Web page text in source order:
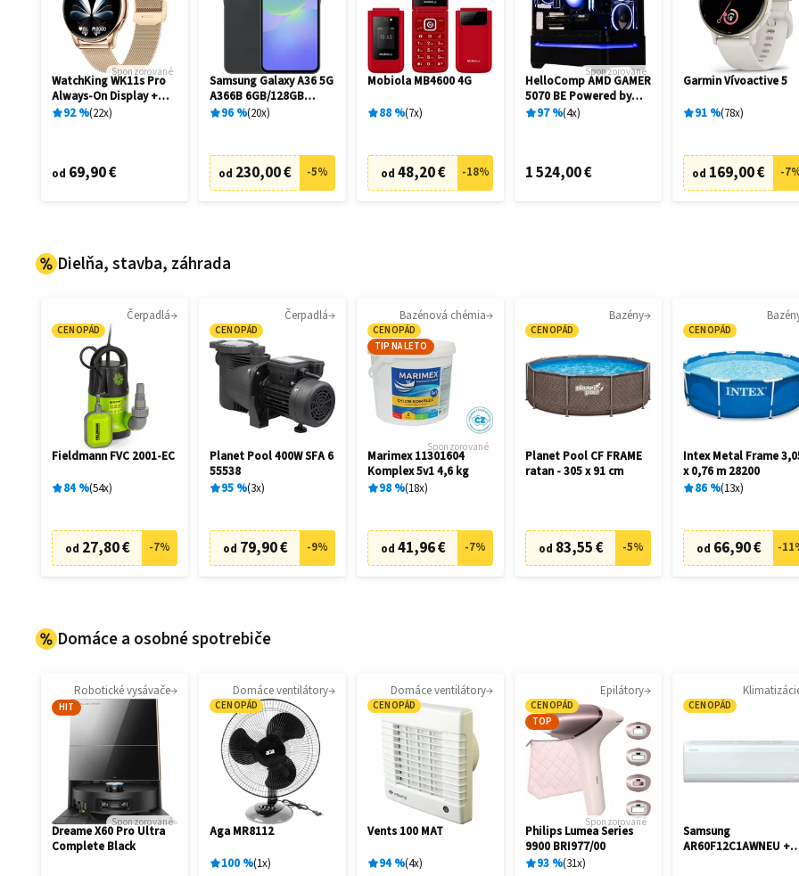
Sponzorované
WatchKing WK11s Pro
Always-On Display +
Extra remienok
92% 22x
od 69,90 €
Samsung Galaxy A36 5G
A366B 6GB/128GB
Awesome Black
96 % 20x
od 230,00 € -5%
Mobiola MB4600 4G
88 % 7x
od 48,20 € -18%
Sponzorované
HelloComp AMD GAMER
5070 BE Powered by
ASUS
97% 4x
1 524,00 €
Garmin Vívoactive 5
91 % 78x
od 169,00 € -7
Dielňa, stavba, záhrada
Čerpadlá
CENOPÁD
Fieldmann FVC 2001-EC
84% 54x
od 27,80 € -7%
Čerpadlá
CENOPÁD
Planet Pool 400W SFA 6
55538
95 % 3x
od 79,90 € -9%
Bazénová chémia
CENOPÁD
TIP NA LETO
Sponzorované
Marimex 11301604
Komplex 5v1 4,6 kg
98 % 18x
od 41,96 € -7%
Bazény
CENOPÁD
Planet Pool CF FRAME
ratan - 305 x 91 cm
od 83,55 € -5%
CENOPÁD
Intex Metal Frame
x 0,76 m 28200
86 % 13x
od 66,90 € -11
Domáce a osobné spotrebiče
Robotické vysávače
HIT
Sponzorované
Dreame X60 Pro Ultra
Complete Black
Domáce ventilátory
CENOPÁD
Aga MR8112
100 % 1x
Domáce ventilátory
CENOPÁD
Vents 100 MAT
94% 4x
Epilátory
CENOPÁD
TOP
Sponzorované
Philips Lumea Series
9900 BRI977/00
93 % 31x
CENOPÁD
Samsung
AR60F12C1AWNEU +